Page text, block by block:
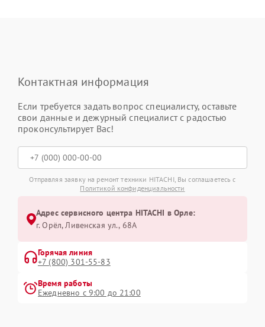
Контактная информация
Если требуется задать вопрос специалисту, оставьте
свои данные и дежурный специалист с радостью
проконсультирует Вас!
Отправляя заявку на ремонт техники HITACHI, Вы соглашаетесь с
Политикой конфиденциальности
Адрес сервисного центра HITACHI в Орле:
г. Орёл, Ливенская ул., 68А
Горячая линия
+7 (800) 301-55-83
Время работы
Ежедневно с 9:00 до 21:00